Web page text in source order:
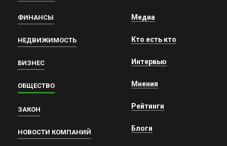
ФИНАНСЫ
НЕДВИЖИМОСТЬ
БИЗНЕС
ОБЩЕСТВО
ЗАКОН
НОВОСТИ КОМПАНИЙ
Медиа
Кто есть кто
Интервью
Мнения
Рейтинги
Блоги